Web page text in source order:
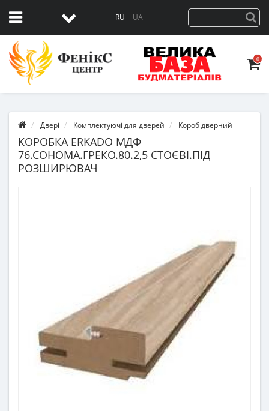
RU UA
0
Двері Комплектуючі для дверей Короб дверний
КОРОБКА ERKADO МДФ
76.СОНОМА.ГРЕКО.80.2,5 СТОЄВІ.ПІД
РОЗШИРЮВАЧ